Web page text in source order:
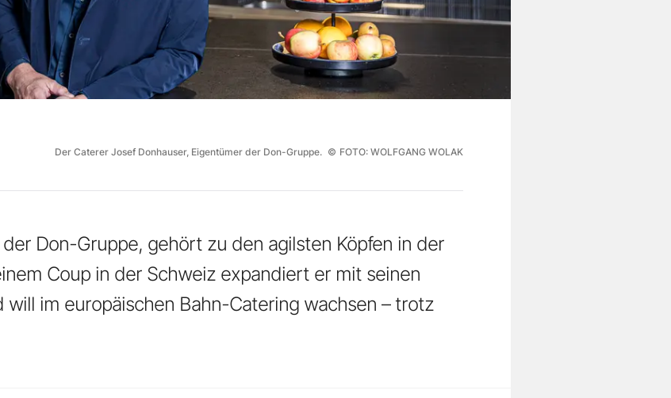
Der Caterer Josef Donhauser, Eigentümer der Don-Gruppe. © FOTO: WOLFGANG WOLAK
Don-Gruppe, gehört zu den agilsten Köpfen in der
Coup in der Schweiz expandiert er mit seinen
will im europäischen Bahn-Catering wachsen – trotz